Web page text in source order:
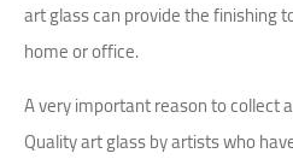
art glass can provide the finishing
home or office.
A very important reason to collect
Quality art glass by artists who